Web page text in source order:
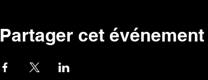
Partager cet événement